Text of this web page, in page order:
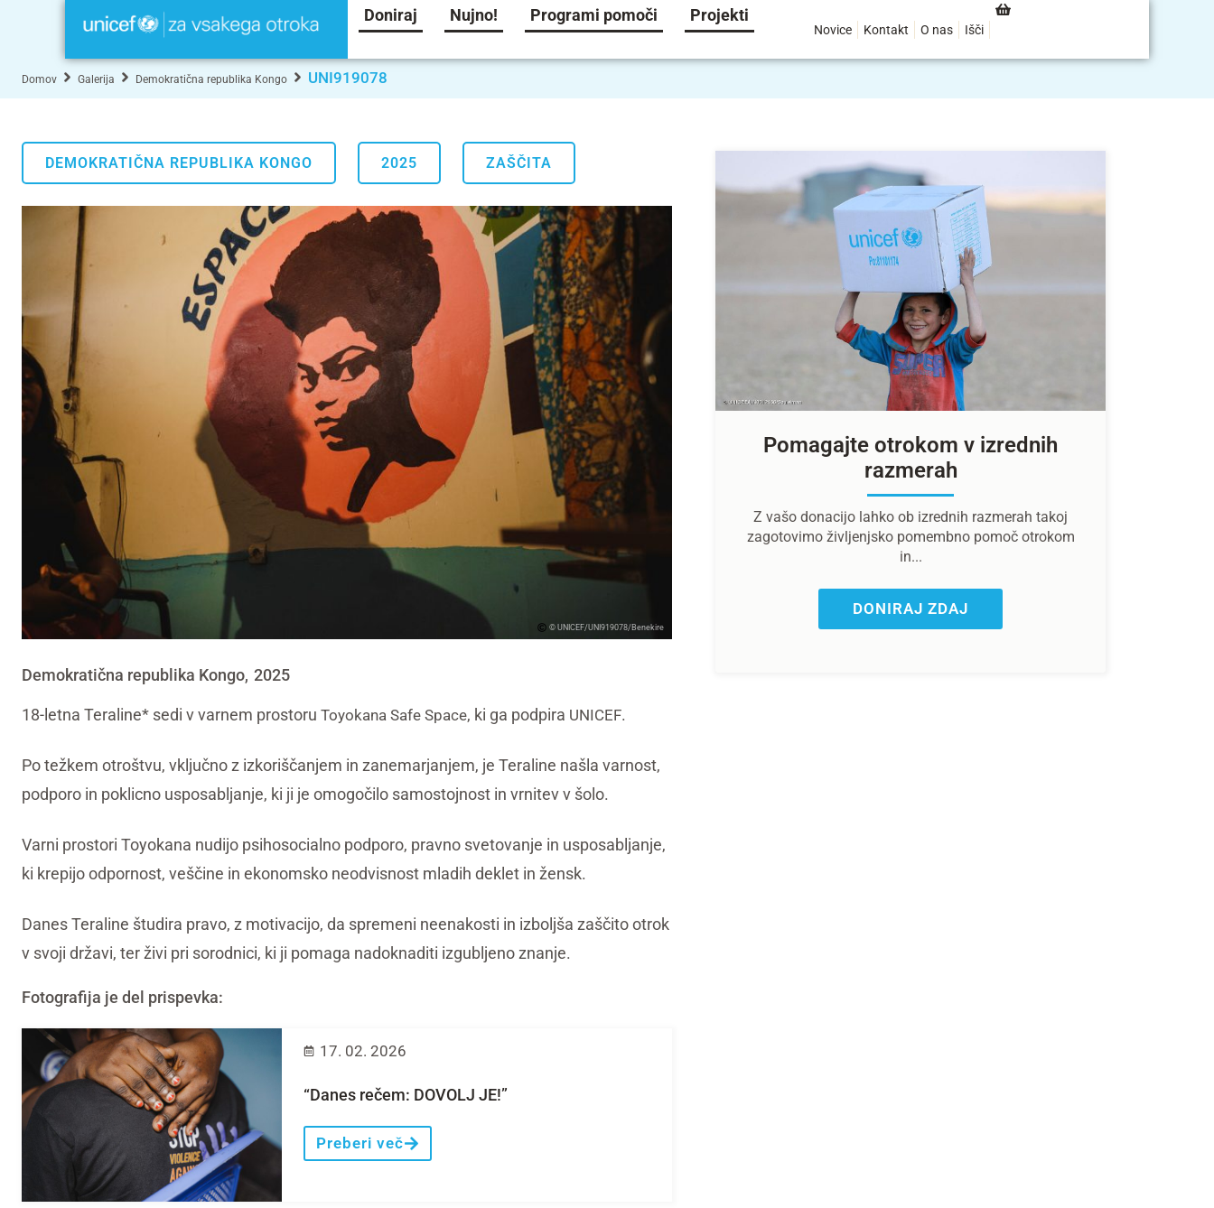
Doniraj Nujno! Programi pomoči Projekti
Novice Kontakt O nas Išči
Domov Galerija Demokratična republika Kongo UNI919078
DEMOKRATIČNA REPUBLIKA KONGO 2025 ZAŠČITA
© UNICEF/UNI919078/Benekire
Demokratična republika Kongo, 2025
18-letna Teraline* sedi v varnem prostoru Toyokana Safe Space, ki ga podpira UNICEF.
Po težkem otroštvu, vključno z izkoriščanjem in zanemarjanjem, je Teraline našla varnost,
podporo in poklicno usposabljanje, ki ji je omogočilo samostojnost in vrnitev v šolo.
Varni prostori Toyokana nudijo psihosocialno podporo, pravno svetovanje in usposabljanje,
ki krepijo odpornost, veščine in ekonomsko neodvisnost mladih deklet in žensk.
Danes Teraline študira pravo, z motivacijo, da spremeni neenakosti in izboljša zaščito otrok
v svoji državi, ter živi pri sorodnici, ki ji pomaga nadoknaditi izgubljeno znanje.
Fotografija je del prispevka:
17. 02. 2026
“Danes rečem: DOVOLJ JE!”
Preberi več
Pomagajte otrokom v izrednih
razmerah
Z vašo donacijo lahko ob izrednih razmerah takoj
zagotovimo življenjsko pomembno pomoč otrokom
in...
DONIRAJ ZDAJ